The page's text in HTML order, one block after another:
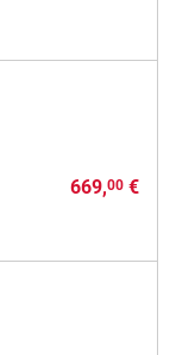
669,00€